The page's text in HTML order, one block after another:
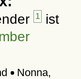
1 ist
Nonna,